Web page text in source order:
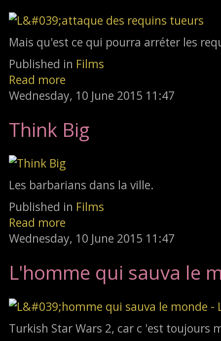
Mais qu'est ce qui pourra arréter les
Published in Films
Read more
Wednesday, 10 June 2015 11:47
Think Big
Les barbarians dans la ville.
Published in Films
Read more
Wednesday, 10 June 2015 11:47
L'homme qui sauva le
Turkish Star Wars 2, car c 'est toujours